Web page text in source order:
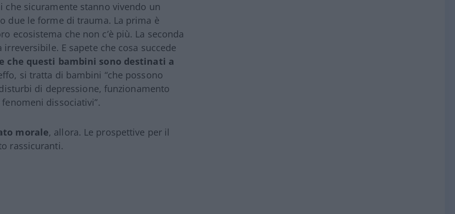
che sicuramente stanno vivendo un
due le forme di trauma. La prima è
ecosistema che non c’è più. La seconda
E sapete che cosa succede
che questi bambini sono destinati a
si tratta di bambini “che possono
di depressione, funzionamento
dissociativi”.
morale, allora. Le prospettive per il
rassicuranti.